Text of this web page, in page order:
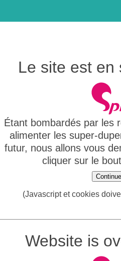
Le site est
Étant bombardés par les
alimenter les super-
futur, nous allons vous
cliquer sur le
(Javascript et cookies
Website is